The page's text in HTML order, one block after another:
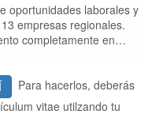
oportunidades laborales y
empresas regionales.
completamente en
Para hacerlos, deberás
vitae utilzando tu